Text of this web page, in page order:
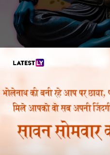
सावन सोमवार की शुभकामनाएं